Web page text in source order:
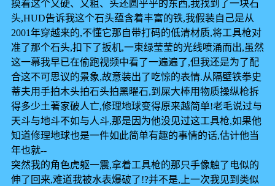
摸着这个又硬、又粗、头还圆乎乎的东西,我找到了一块石
头,HUD告诉我这个石头蕴含着丰富的铁,我假装自己是从
2001年穿越来的,不懂它那自带打码的低清材质,将工具枪对
准了那个石头,扣下了扳机,一束绿莹莹的光线喷涌而出,虽然
这一幕我早已在偷跑视频中看了一遍遍了,但我还是为了配
合这不可思议的景象,故意装出了吃惊的表情.从隔壁铁拳史
蒂夫用手拍木头拍石头拍黑曜石,到屎大棒用物质操纵枪拆
得多少土著家破人亡,修理地球变得原来越简单!老毛说过与
天斗与地斗不如与人斗,那是因为他没见过这工具枪,如果他
知道修理地球也是一件如此简单有趣的事情的话,估计他当
年也就--
突然我的角色虎躯一震,拿着工具枪的那只手像触了电似的
伸了回来,难道我被水表爆破了!?并不是,上一次我见到类似